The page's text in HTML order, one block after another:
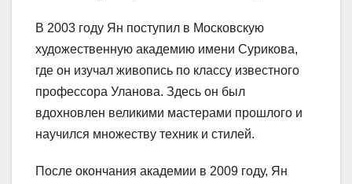
В 2003 году Ян поступил в Московскую
художественную академию имени Сурикова,
где он изучал живопись по классу известного
профессора Уланова. Здесь он был
вдохновлен великими мастерами прошлого и
научился множеству техник и стилей.
После окончания академии в 2009 году, Ян